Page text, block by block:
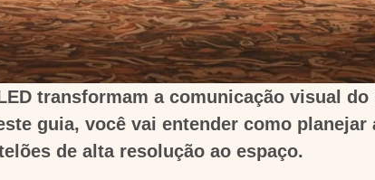
transformam a comunicação visual do
guia, você vai entender como planejar
de alta resolução ao espaço.